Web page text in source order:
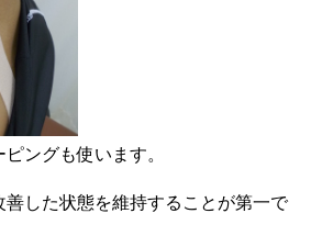
ングも使います。
善した状態を維持することが第一で